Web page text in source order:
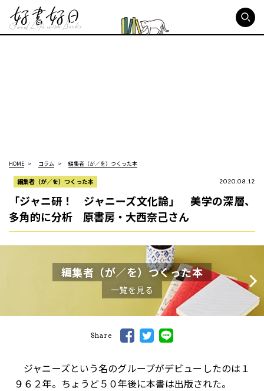
HOME コラム 編集者（が／を）つくった本
編集者（が／を）つくった本 2020.08.12
「ジャニ研！ ジャニーズ文化論」 美学の深層、
多角的に分析 原書房・大西奈己さん
編集者（が／を）つくった本
一覧を見る
Share
ジャニーズという名のグループがデビューしたのは１
９６２年。ちょうど５０年後に本書は出版された。